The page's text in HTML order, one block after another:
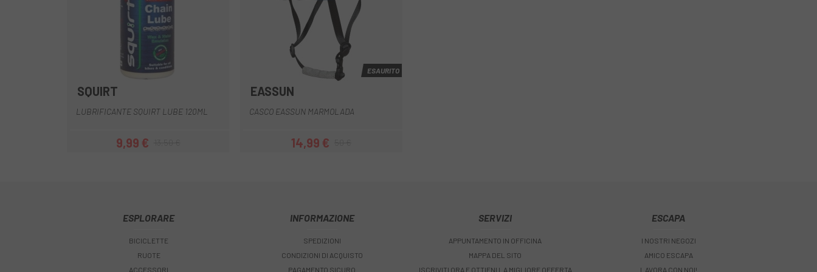
SQUIRT
LUBRIFICANTE SQUIRT LUBE 120ML
Prezzo
9,99 €Prezzo base
Blu
ESAURITO
EASSUN
CASCO EASSUN MARMOLADA
Prezzo
14,99 €Prezzo base
ESPLORARE
BICICLETTE
RUOTE
ACCESSORI
INFORMAZIONE
SPEDIZIONI
CONDIZIONI DI ACQUISTO
PAGAMENTO SICURO
SERVIZI
APPUNTAMENTO IN OFFICINA
MAPPA DEL SITO
ISCRIVITI ORA E OTTIENI LA MIGLIORE OFFERTA
ESCAPA
I NOSTRI NEGOZI
AMICO ESCAPA
LAVORA CON NOI!